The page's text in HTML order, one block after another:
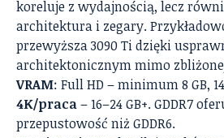
koreluje z wydajnością, lecz
architektura i zegary.
przewyższa 3090 Ti dzięki
architektonicznym mimo
VRAM: Full HD – minimum 8 GB,
4K/praca– 16–24 GB+. GDDR7
przepustowość niż GDDR6.